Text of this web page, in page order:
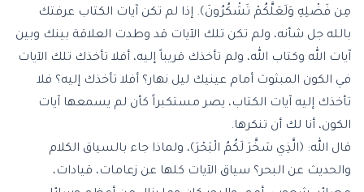
مِن فَضْلِهِ وَلَعَلَّكُمْ تَشْكُرُونَ﴾. إذا لم تكن آيات الكتاب عرفتك
بالله جل شأنه، ولم تكن تلك الآيات قد وطدت العلاقة بينك وبين
آيات الله وكتاب الله، ولم تأخذك قريباً إليه، أفلا تأخذك تلك الآيات
في الكون المبثوث أمام عينيك ليل نهار؟ أفلا تأخذك إليه؟ فلا
تأخذك إليه آيات الكتاب، يصر مستكبراً كأن لم يسمعها آيات
الكون، أنا لك أن تنكرها.
قال الله: ﴿الَّذِي سَخَّرَ لَكُمُ الْبَحْرَ﴾، ولماذا جاء بالسياق الكلام
والحديث عن البحر؟ سياق الآيات كلها عن زعامات، قيادات،